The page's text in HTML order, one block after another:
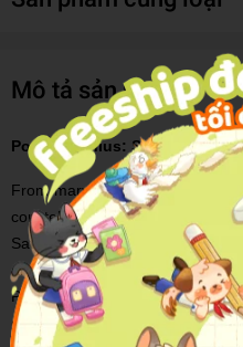
Mô tả sản phẩm
Pocket Genius: Space: Facts
From marvelous galleries of
constellations to in-depth
Saturn, Uranus, and Neptune
and galaxies — not to mention
Pocket Genius: Space opens
of space. What is a nebula?